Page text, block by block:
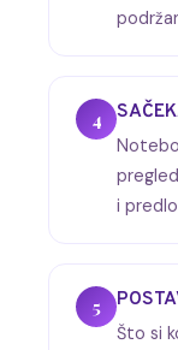
4
i
5
Što si